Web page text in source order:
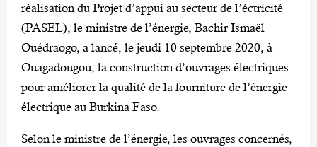
réalisation du Projet d’appui au secteur de l’éctricité
(PASEL), le ministre de l’énergie, Bachir Ismaël
Ouédraogo, a lancé, le jeudi 10 septembre 2020, à
Ouagadougou, la construction d’ouvrages électriques
pour améliorer la qualité de la fourniture de l’énergie
électrique au Burkina Faso.
Selon le ministre de l’énergie, les ouvrages concernés,